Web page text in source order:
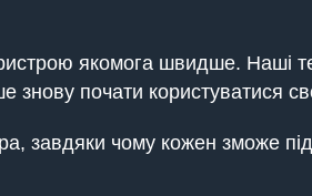
якомога швидше. Наші
почати користуватися
завдяки чому кожен зможе